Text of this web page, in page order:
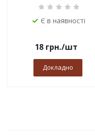
Є в наявності
18 грн./шт
Докладно